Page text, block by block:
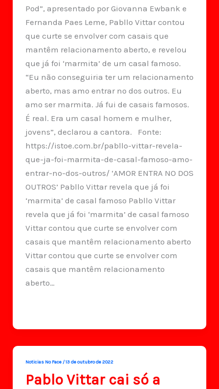
Pod”, apresentado por Giovanna Ewbank e
Fernanda Paes Leme, Pabllo Vittar contou
que curte se envolver com casais que
mantêm relacionamento aberto, e revelou
que já foi ‘marmita’ de um casal famoso.
“Eu não conseguiria ter um relacionamento
aberto, mas amo entrar no dos outros. Eu
amo ser marmita. Já fui de casais famosos.
É real. Era um casal homem e mulher,
jovens”, declarou a cantora. Fonte:
https://istoe.com.br/pabllo-vittar-revela-
que-ja-foi-marmita-de-casal-famoso-amo-
entrar-no-dos-outros/ ‘AMOR ENTRA NO DOS
OUTROS’ Pabllo Vittar revela que já foi
‘marmita’ de casal famoso Pabllo Vittar
revela que já foi ‘marmita’ de casal famoso
Vittar contou que curte se envolver com
casais que mantêm relacionamento aberto
Vittar contou que curte se envolver com
casais que mantêm relacionamento
aberto…
Noticias No Face /13 de outubro de 2022
Pablo Vittar cai só a